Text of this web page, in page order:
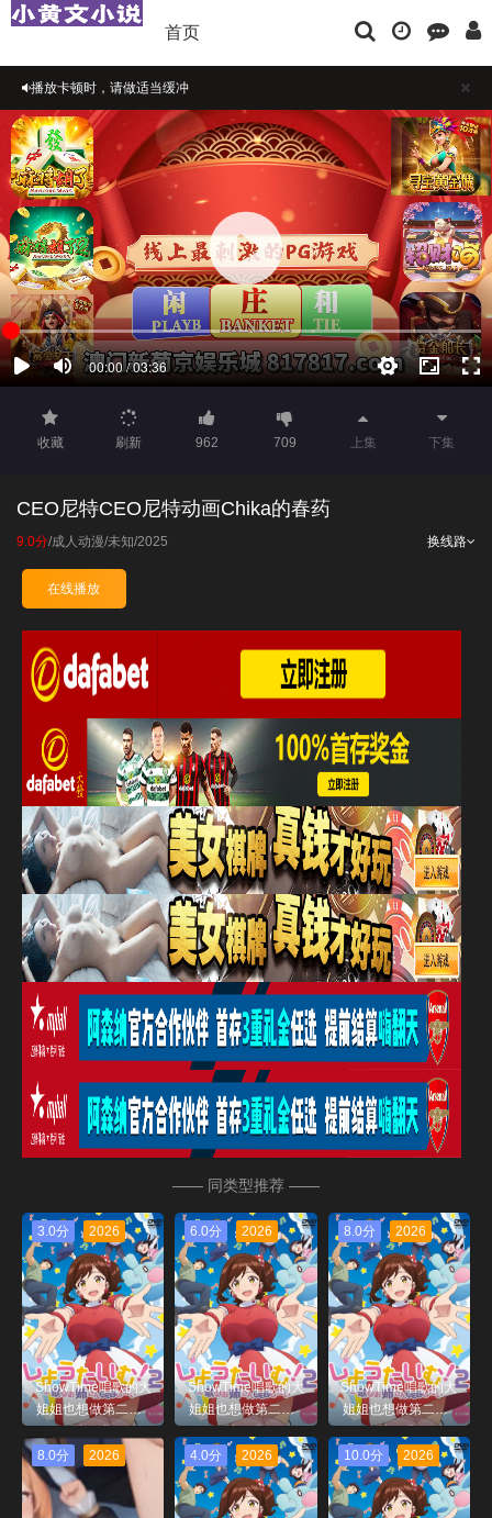
首页
播放卡顿时，请做适当缓冲
如果觉得不错，请点击下方横幅广告注册支持，本站担保注册送彩金
正在播放：CEO尼特CEO尼特动画Chika的春药-在线播放
收藏 刷新 962 709 上集 下集
CEO尼特CEO尼特动画Chika的春药
换线路
9.0分/成人动漫/未知/2025
在线播放
—— 同类型推荐 ——
3.0分 2026
ShowTime唱歌的大
姐姐也想做第二季_
6.0分 2026
ShowTime唱歌的大
姐姐也想做第二季_
8.0分 2026
ShowTime唱歌的大
姐姐也想做第二季_
8.0分
2026 4.0分 2026 10.0分 2026